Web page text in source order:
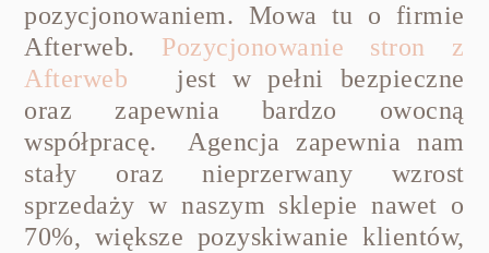
pozycjonowaniem. Mowa tu o firmie
Afterweb. Pozycjonowanie stron z
Afterweb
jest w pełni bezpieczne
oraz zapewnia bardzo owocną
współpracę. Agencja zapewnia nam
stały oraz nieprzerwany wzrost
sprzedaży w naszym sklepie nawet o
70%, większe pozyskiwanie klientów,